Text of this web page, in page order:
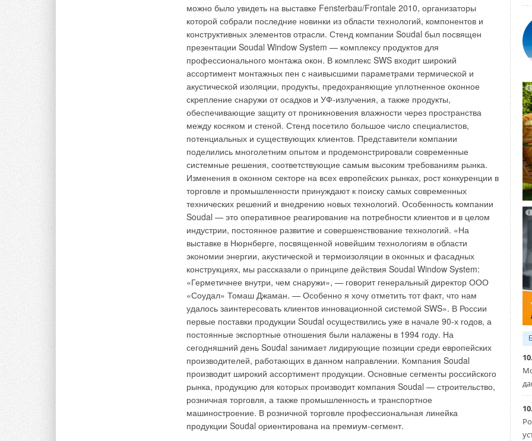
можно было увидеть на выставке Fensterbau/Frontale 2010, организаторы
которой собрали последние новинки из области технологий, компонентов и
конструктивных элементов отрасли. Стенд компании Soudal был посвящен
презентации Soudal Window System — комплексу продуктов для
профессионального монтажа окон. В комплекс SWS входит широкий
ассортимент монтажных пен с наивысшими параметрами термической и
акустической изоляции, продукты, предохраняющие уплотненное оконное
скрепление снаружи от осадков и УФ-излучения, а также продукты,
обеспечивающие защиту от проникновения влажности через пространства
между косяком и стеной. Стенд посетило большое число специалистов,
потенциальных и существующих клиентов. Представители компании
поделились многолетним опытом и продемонстрировали современные
системные решения, соответствующие самым высоким требованиям рынка.
Изменения в оконном секторе на всех европейских рынках, рост конкуренции в
торговле и промышленности принуждают к поиску самых современных
технических решений и внедрению новых технологий. Особенность компании
Soudal — это оперативное реагирование на потребности клиентов и в целом
индустрии, постоянное развитие и совершенствование технологий. «На
выставке в Нюрнберге, посвященной новейшим технологиям в области
экономии энергии, акустической и термоизоляции в оконных и фасадных
конструкциях, мы рассказали о принципе действия Soudal Window System:
«Герметичнее внутри, чем снаружи», — говорит генеральный директор ООО
«Соудал» Томаш Джаман. — Особенно я хочу отметить тот факт, что нам
удалось заинтересовать клиентов инновационной системой SWS». В России
первые поставки продукции Soudal осуществились уже в начале 90-х годов, а
постоянные экспортные отношения были налажены в 1994 году. На
сегодняшний день Soudal занимает лидирующие позиции среди европейских
производителей, работающих в данном направлении. Компания Soudal
производит широкий ассортимент продукции. Основные сегменты российского
рынка, продукцию для которых производит компания Soudal — строительство,
розничная торговля, а также промышленность и транспортное
машиностроение. В розничной торговле профессиональная линейка
продукции Soudal ориентирована на премиум-сегмент.
пределами Финляндии.
Уведомления отключены
В этой теме еще нет комментариев
Добавить комментарий
Ваш E-mail *
мощность двигателя 1,1 кВ. На базе этого насоса поставляются готовые к
подключению автоматические станции укомплектованные прибором
FluidControl (модель FWJ204) или мембранным баком 20/50 л (модель
HWJ204). Насос Jet WJ идеально подходит для мобильного использования на
садовом участке для подачи чистой воды из колодцев и резервуаров, полива и
орошения, а также в качестве аварийного насоса в случае затопления.
Уведомления отключены
В этой теме еще нет комментариев
Добавить комментарий
Ваш E-mail *